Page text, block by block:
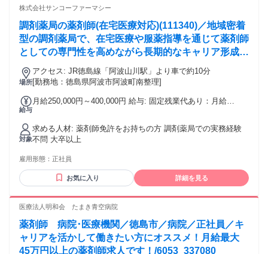
株式会社サンコーファーマシー
調剤薬局の薬剤師(在宅医療対応)(111340)／地域密着
型の調剤薬局で、在宅医療や服薬指導を通じて薬剤師
としての専門性を高めながら長期的なキャリア形成が
可能です。
場所
アクセス: JR徳島線「阿波山川駅」より車で約10分
[勤務地：徳島県阿波市阿波町南整理]
給与
月給250,000円～400,000円 給与: 固定残業代あり：月給
￥30,000（10時間相当分）を含む。10時間を超える残業代は
追加で支給する。 ・賞与：年2回 ・月給には固定残業代を含
みます
対象
求める人材: 薬剤師免許をお持ちの方 調剤薬局での実務経験
不問 大卒以上
雇用形態： 正社員
お気に入り 詳細を見る
医療法人明和会 たまき青空病院
薬剤師 病院･医療機関／徳島市／病院／正社員／キ
ャリアを活かして働きたい方にオススメ！月給最大
45万円以上の薬剤師求人です！/6053_337080